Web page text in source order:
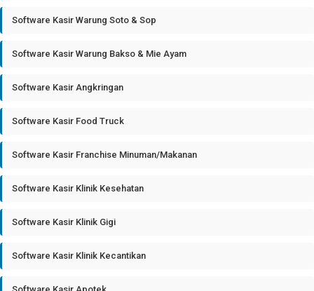
Software Kasir Warung Soto & Sop
Software Kasir Warung Bakso & Mie Ayam
Software Kasir Angkringan
Software Kasir Food Truck
Software Kasir Franchise Minuman/Makanan
Software Kasir Klinik Kesehatan
Software Kasir Klinik Gigi
Software Kasir Klinik Kecantikan